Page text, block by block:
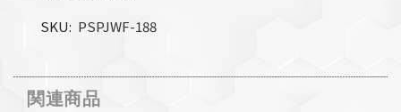
SKU
PSPJWF-188
関連商品